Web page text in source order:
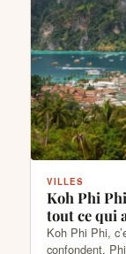
VILLES
Koh Phi
tout ce qui
Koh Phi Phi,
confondent.